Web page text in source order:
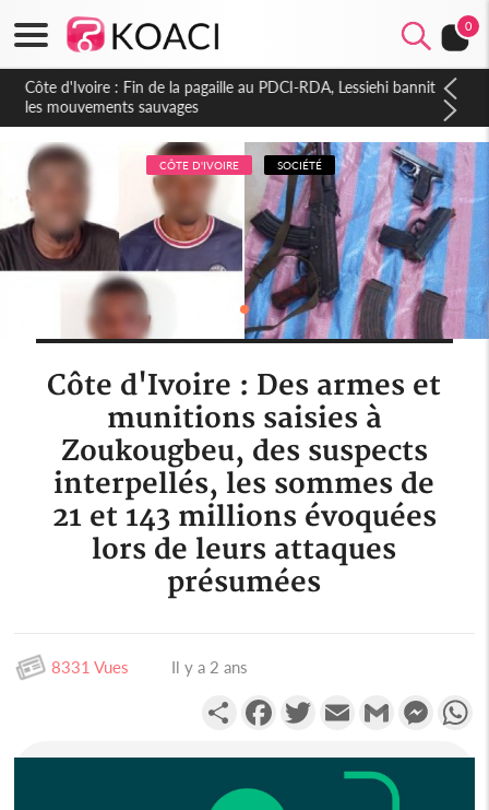
0
Côte d'Ivoire : Fin de la pagaille au PDCI-RDA, Lessiehi bannit
les mouvements sauvages
CÔTE D'IVOIRE SOCIÉTÉ
Côte d'Ivoire : Des armes et
munitions saisies à
Zoukougbeu, des suspects
interpellés, les sommes de
21 et 143 millions évoquées
lors de leurs attaques
présumées
8331 Vues Il y a 2 ans
PartagerFacebookTwitterEmail Gmail